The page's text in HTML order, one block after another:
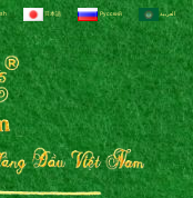
日本語 Русский العربية